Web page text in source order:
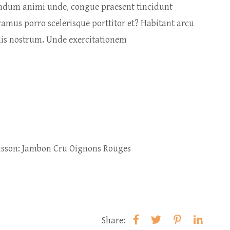
animi unde, congue praesent tincidunt
porro scelerisque porttitor et? Habitant arcu
nostrum. Unde exercitationem
Jambon Cru Oignons Rouges
Share: